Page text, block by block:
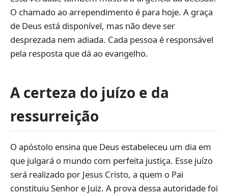
O chamado ao arrependimento é para hoje. A graça
de Deus está disponível, mas não deve ser
desprezada nem adiada. Cada pessoa é responsável
pela resposta que dá ao evangelho.
A certeza do juízo e da
ressurreição
O apóstolo ensina que Deus estabeleceu um dia em
que julgará o mundo com perfeita justiça. Esse juízo
será realizado por Jesus Cristo, a quem o Pai
constituiu Senhor e Juiz. A prova dessa autoridade foi